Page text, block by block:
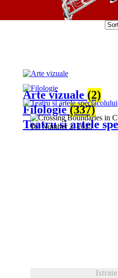
Arte vizuale (2)
Filologie(337)
Teatru si artele